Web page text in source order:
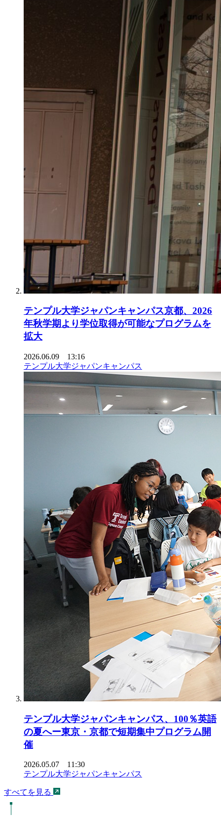
テンプル大学ジャパンキャンパス京都、2026
年秋学期より学位取得が可能なプログラムを
拡大
2026.06.09 13:16
テンプル大学ジャパンキャンパス
テンプル大学ジャパンキャンパス、100％英語
の夏へー東京・京都で短期集中プログラム開
催
2026.05.07 11:30
テンプル大学ジャパンキャンパス
すべてを見る